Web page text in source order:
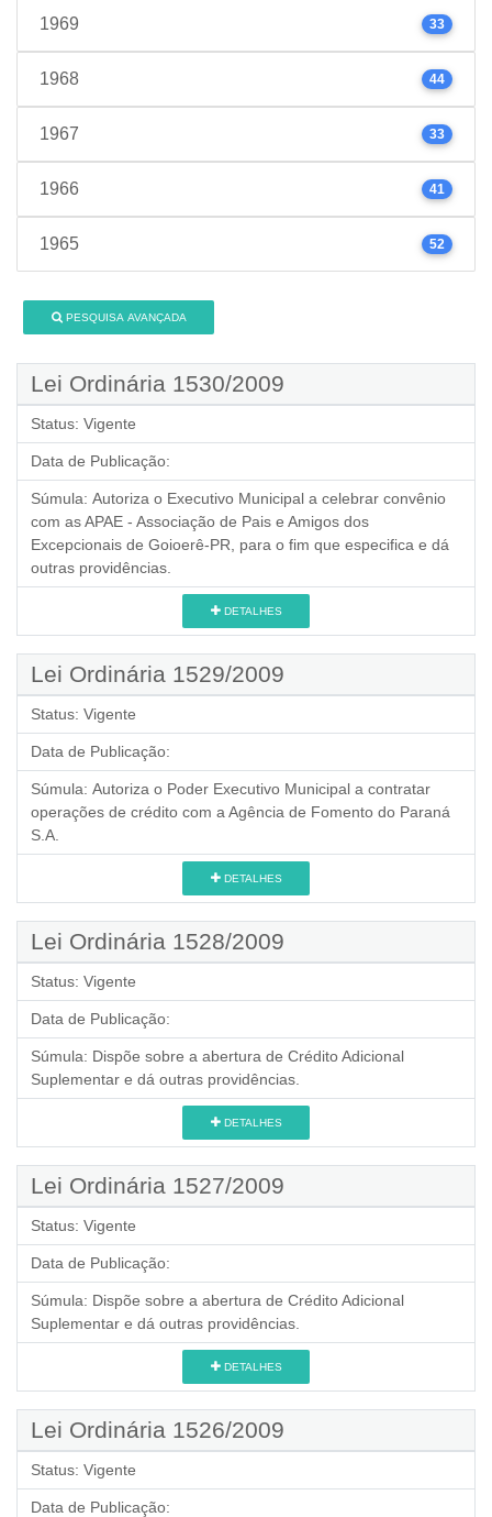
1969 33
1968 44
1967 33
1966 41
1965 52
PESQUISA AVANÇADA
Lei Ordinária 1530/2009
Status: Vigente
Data de Publicação:
Súmula: Autoriza o Executivo Municipal a celebrar convênio
com as APAE - Associação de Pais e Amigos dos
Excepcionais de Goioerê-PR, para o fim que especifica e dá
outras providências.
DETALHES
Lei Ordinária 1529/2009
Status: Vigente
Data de Publicação:
Súmula: Autoriza o Poder Executivo Municipal a contratar
operações de crédito com a Agência de Fomento do Paraná
S.A.
DETALHES
Lei Ordinária 1528/2009
Status: Vigente
Data de Publicação:
Súmula: Dispõe sobre a abertura de Crédito Adicional
Suplementar e dá outras providências.
DETALHES
Lei Ordinária 1527/2009
Status: Vigente
Data de Publicação:
Súmula: Dispõe sobre a abertura de Crédito Adicional
Suplementar e dá outras providências.
DETALHES
Lei Ordinária 1526/2009
Status: Vigente
Data de Publicação: